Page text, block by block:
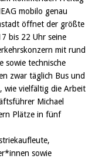
mobilo genau
öffnet der größte
bis 22 Uhr seine
mit rund
sowie technische
zwar täglich Bus und
wie vielfältig die Arbeit
Michael
Plätze in fünf
sowie